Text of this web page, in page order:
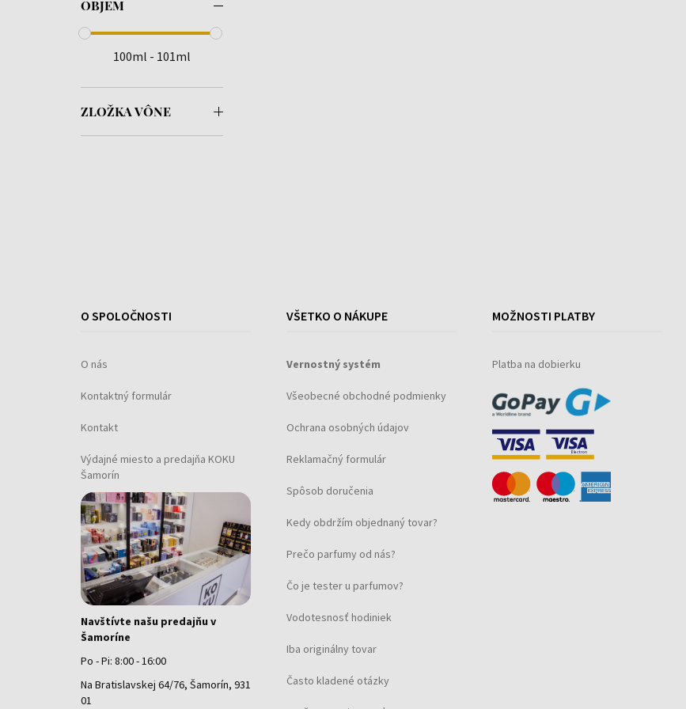
OBJEM
100ml - 101ml
ZLOŽKA VÔNE
O SPOLOČNOSTI
O nás
Kontaktný formulár
Kontakt
Výdajné miesto a predajňa KOKU
Šamorín
Navštívte našu predajňu v
Šamoríne
Po - Pi: 8:00 - 16:00
Na Bratislavskej 64/76, Šamorín, 931
01
VŠETKO O NÁKUPE
Vernostný systém
Všeobecné obchodné podmienky
Ochrana osobných údajov
Reklamačný formulár
Spôsob doručenia
Kedy obdržím objednaný tovar?
Prečo parfumy od nás?
Čo je tester u parfumov?
Vodotesnosť hodiniek
Iba originálny tovar
Často kladené otázky
MOŽNOSTI PLATBY
Platba na dobierku